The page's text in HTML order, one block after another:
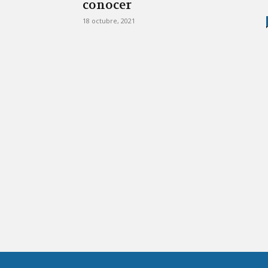
conocer
18 octubre, 2021